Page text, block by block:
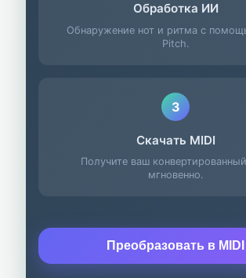
Обработка ИИ
Обнаружение нот и ритма с
Pitch.
3
Скачать MIDI
Получите ваш
мгновенно.
Преобразовать в MIDI